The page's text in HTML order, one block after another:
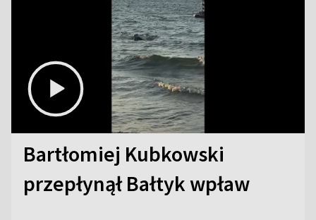
Bartłomiej Kubkowski
przepłynął Bałtyk wpław